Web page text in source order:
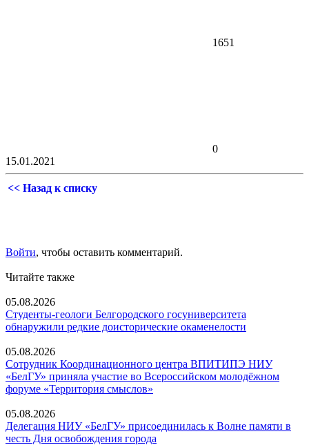
1651
0
15.01.2021
<< Назад к списку
Войти, чтобы оставить комментарий.
Читайте также
05.08.2026
Студенты-геологи Белгородского госуниверситета
обнаружили редкие доисторические окаменелости
05.08.2026
Сотрудник Координационного центра ВПИТИПЭ НИУ
«БелГУ» приняла участие во Всероссийском молодёжном
форуме «Территория смыслов»
05.08.2026
Делегация НИУ «БелГУ» присоединилась к Волне памяти в
честь Дня освобождения города